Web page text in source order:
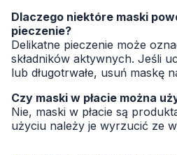
Dlaczego niektóre maski
pieczenie?
Delikatne pieczenie może
składników aktywnych. Jeśli
lub długotrwałe, usuń maskę
Czy maski w płacie można
Nie, maski w płacie są
użyciu należy je wyrzucić ze